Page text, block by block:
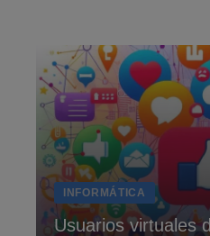
contenido
INFORMÁTICA
Usuarios virtuales